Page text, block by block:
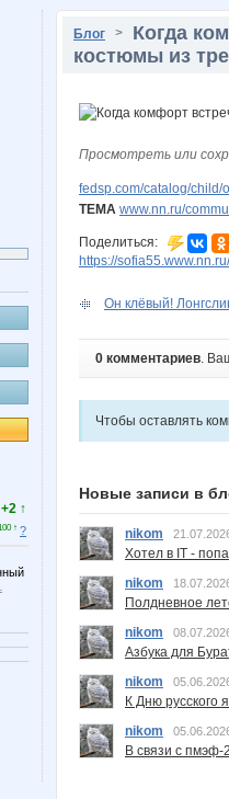
+2 ↑
↑ ?
Блог > Когда
костюмы из
Просмотреть или
fedsp.com/catalog/child/
ТЕМА www.nn.ru/
Поделиться:
https://
Он клёвый!
0 комментариев.
Чтобы оставлять
Новые записи в
nikom
Хотел в IT -
nikom
Полдневное
nikom
Азбука для
nikom
К Дню русского
nikom
В связи с пмэф-